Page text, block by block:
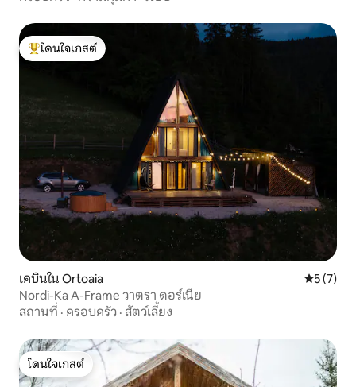
โดนใจเกสต์ที่สุด
โดนใจเกสต์
เคบินใน Ortoaia คะแนนเฉ
5 (7)
Nordi-Ka A-Frame วาตรา ดอร์เนีย
สถานที่ · ครอบครัว · สัตว์เลี้ยง
โดนใจเกสต์
โดนใจเกสต์